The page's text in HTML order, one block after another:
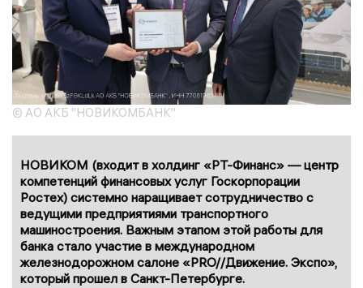
© АО АКБ "НОВИКОМБАНК"
НОВИКОМ (входит в холдинг «РТ-Финанс» — центр
компетенций финансовых услуг Госкорпорации
Ростех) системно наращивает сотрудничество с
ведущими предприятиями транспортного
машиностроения. Важным этапом этой работы для
банка стало участие в международном
железнодорожном салоне «PRO//Движение. Экспо»,
который прошел в Санкт-Петербурге.